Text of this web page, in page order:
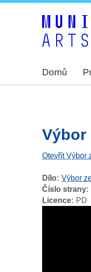
Domů
Výbor
Otevřít Výbor
Dílo Výbor
Číslo strany
Licence
PD